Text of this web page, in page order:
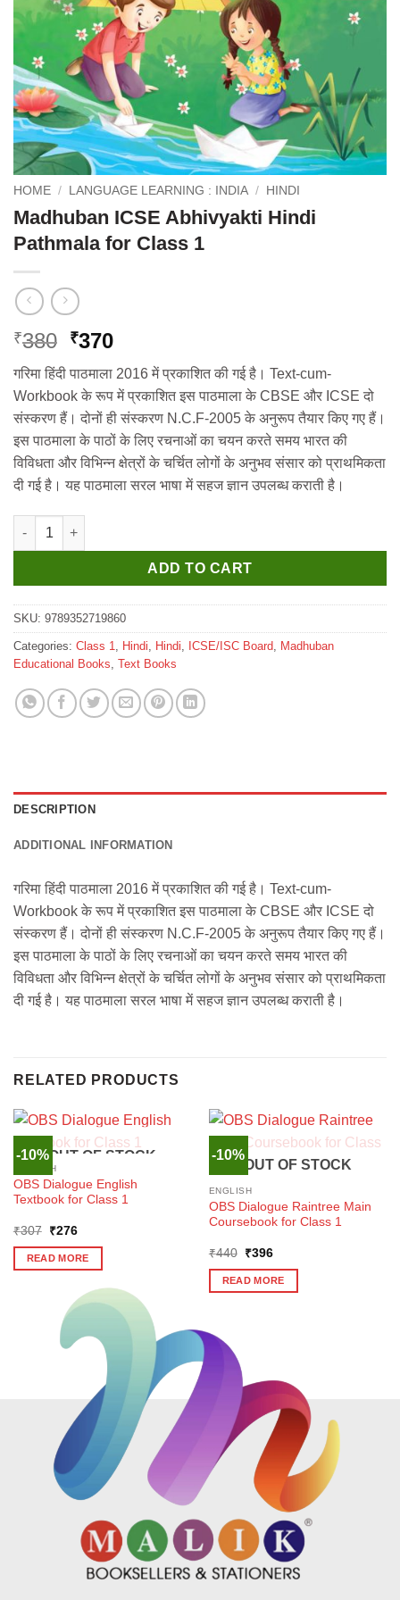
HOME / LANGUAGE LEARNING : INDIA / HINDI
Madhuban ICSE Abhivyakti Hindi
Pathmala for Class 1
₹380 Original
was:
₹380.
₹370Current
price
is:
₹370.
गरिमा हिंदी पाठमाला 2016 में प्रकाशित की गई है। Text-cum-
Workbook के रूप में प्रकाशित इस पाठमाला के CBSE और ICSE दो
संस्करण हैं। दोनों ही संस्करण N.C.F-2005 के अनुरूप तैयार किए गए हैं।
इस पाठमाला के पाठों के लिए रचनाओं का चयन करते समय भारत की
विविधता और विभिन्न क्षेत्रों के चर्चित लोगों के अनुभव संसार को प्राथमिकता
दी गई है। यह पाठमाला सरल भाषा में सहज ज्ञान उपलब्ध कराती है।
Madhuban ICSE Abhivyakti Hindi Pathmala for Class 1 quantity
ADD TO CART
SKU: 9789352719860
Categories: Class 1 Hindi Hindi ICSE/ISC Board Madhuban
Educational Books Text Books
DESCRIPTION
ADDITIONAL INFORMATION
गरिमा हिंदी पाठमाला 2016 में प्रकाशित की गई है। Text-cum-
Workbook के रूप में प्रकाशित इस पाठमाला के CBSE और ICSE दो
संस्करण हैं। दोनों ही संस्करण N.C.F-2005 के अनुरूप तैयार किए गए हैं।
इस पाठमाला के पाठों के लिए रचनाओं का चयन करते समय भारत की
विविधता और विभिन्न क्षेत्रों के चर्चित लोगों के अनुभव संसार को प्राथमिकता
दी गई है। यह पाठमाला सरल भाषा में सहज ज्ञान उपलब्ध कराती है।
RELATED PRODUCTS
-10%OUT OF STOCK
ENGLISH
OBS Dialogue English
Textbook for Class 1
₹307
Original
was:
₹307.
₹276Current
is:
₹276.
READ MORE
-10%
OUT OF STOCK
ENGLISH
OBS Dialogue Raintree Main
Coursebook for Class 1
₹440
Original
was:
₹440.
₹396Current
is:
₹396.
READ MORE